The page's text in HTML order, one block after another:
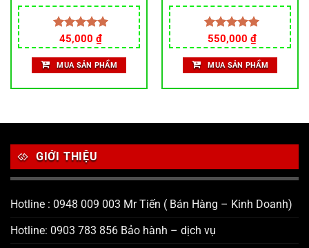
Được xếp
hạng5.00
5 sao
45,000 ₫
MUA SẢN PHẨM
Được xếp
hạng5.00
5 sao
550,000 ₫
MUA SẢN PHẨM
GIỚI THIỆU
Hotline : 0948 009 003 Mr Tiến ( Bán Hàng – Kinh Doanh)
Hotline: 0903 783 856 Bảo hành – dịch vụ